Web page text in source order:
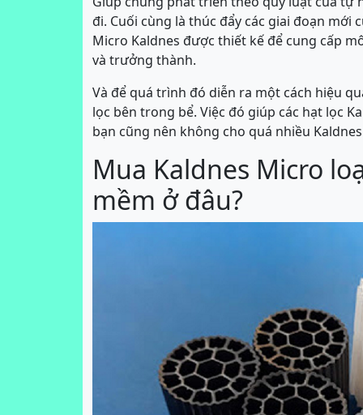
đi. Cuối cùng là thúc đẩy các giai đoạn
Micro Kaldnes được thiết kế để cung cấp
và trưởng thành.
Và để quá trình đó diễn ra một cách hiệu
lọc bên trong bể. Việc đó giúp các hạt lọc
bạn cũng nên không cho quá nhiều
Mua Kaldnes Micro
mềm ở đâu?